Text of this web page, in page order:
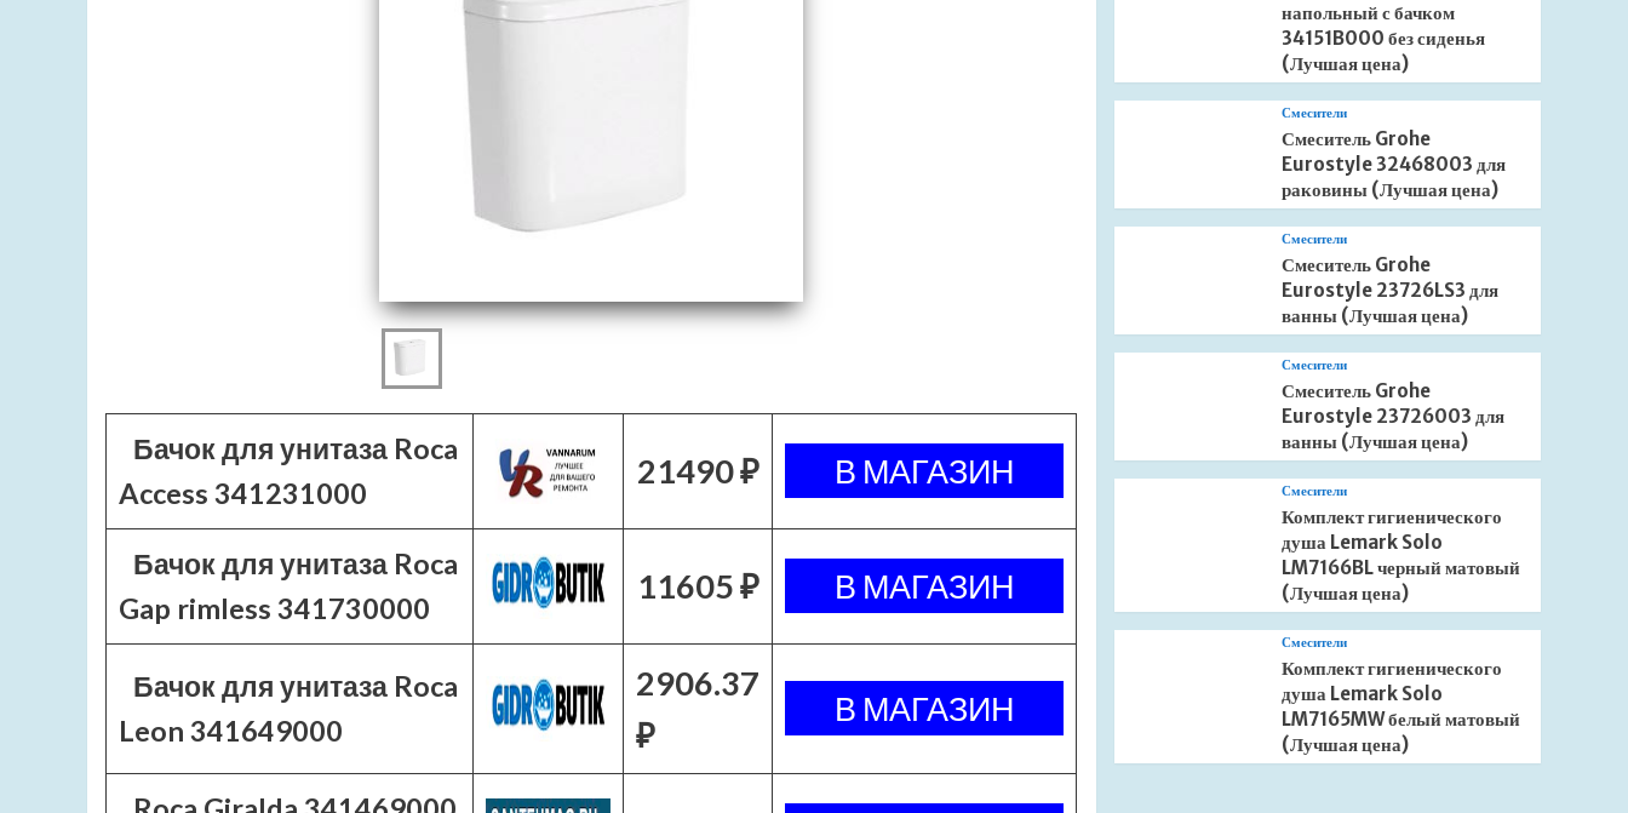
Бачок для унитаза Roca
Access 341231000
21490 ₽
Бачок для унитаза Roca
Gap rimless 341730000
11605 ₽
Бачок для унитаза Roca
Leon 341649000
2906.37
₽
напольный с бачком
34151B000 без сиденья
(Лучшая цена)
Смесители
Смеситель Grohe
Eurostyle 32468003 для
раковины (Лучшая цена)
Смесители
Смеситель Grohe
Eurostyle 23726LS3 для
ванны (Лучшая цена)
Смесители
Смеситель Grohe
Eurostyle 23726003 для
ванны (Лучшая цена)
Смесители
Комплект гигиенического
душа Lemark Solo
LM7166BL черный матовый
(Лучшая цена)
Смесители
Комплект гигиенического
душа Lemark Solo
LM7165MW белый матовый
(Лучшая цена)